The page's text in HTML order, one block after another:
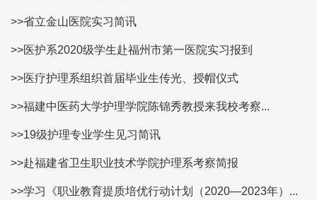
>>省立金山医院实习简讯
>>医护系2020级学生赴福州市第一医院实习报到
>>医疗护理系组织首届毕业生传光、授帽仪式
>>福建中医药大学护理学院陈锦秀教授来我校考察...
>>19级护理专业学生见习简讯
>>赴福建省卫生职业技术学院护理系考察简报
>>学习《职业教育提质培优行动计划（2020—2023年）...